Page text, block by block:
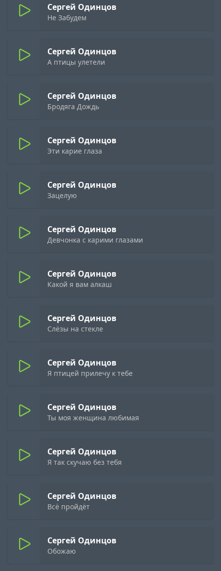
Сергей Одинцов
Не Забудем
Сергей Одинцов
А птицы улетели
Сергей Одинцов
Бродяга Дождь
Сергей Одинцов
Эти карие глаза
Сергей Одинцов
Зацелую
Сергей Одинцов
Девчонка с карими глазами
Сергей Одинцов
Какой я вам алкаш
Сергей Одинцов
Слёзы на стекле
Сергей Одинцов
Я птицей прилечу к тебе
Сергей Одинцов
Ты моя женщина любимая
Сергей Одинцов
Я так скучаю без тебя
Сергей Одинцов
Всё пройдёт
Сергей Одинцов
Обожаю